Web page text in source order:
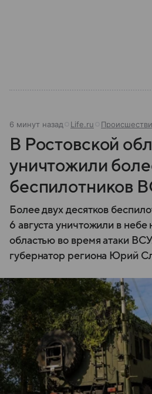
6 минут назад Life.ru
В Ростовской
уничтожили
беспилотников
Более двух десятков
6 августа уничтожили в небе
областью во время атаки
губернатор региона Юрий